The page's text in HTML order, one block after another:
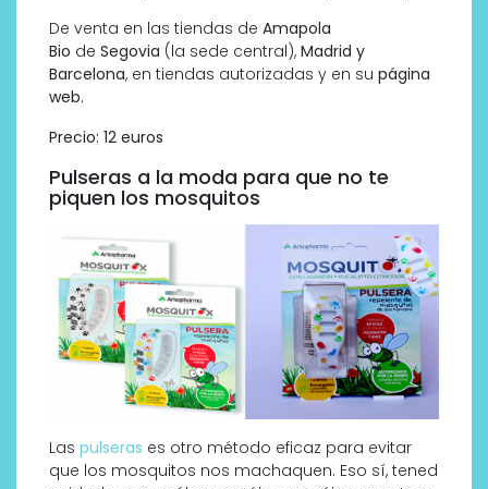
De venta en las tiendas de Amapola
Bio de Segovia (la sede central), Madrid y
Barcelona, en tiendas autorizadas y en su página
web.
Precio: 12 euros
Pulseras a la moda para que no te
piquen los mosquitos
Las pulseras es otro método eficaz para evitar
que los mosquitos nos machaquen. Eso sí, tened